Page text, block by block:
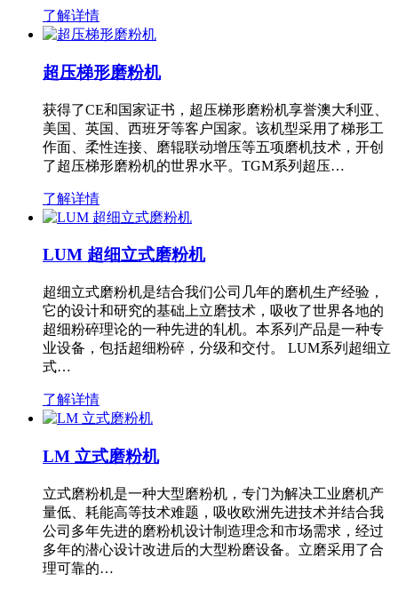
了解详情
超压梯形磨粉机
获得了CE和国家证书，超压梯形磨粉机享誉澳大利亚、
美国、英国、西班牙等客户国家。该机型采用了梯形工
作面、柔性连接、磨辊联动增压等五项磨机技术，开创
了超压梯形磨粉机的世界水平。TGM系列超压…
了解详情
LUM 超细立式磨粉机
超细立式磨粉机是结合我们公司几年的磨机生产经验，
它的设计和研究的基础上立磨技术，吸收了世界各地的
超细粉碎理论的一种先进的轧机。本系列产品是一种专
业设备，包括超细粉碎，分级和交付。 LUM系列超细立
式…
了解详情
LM 立式磨粉机
立式磨粉机是一种大型磨粉机，专门为解决工业磨机产
量低、耗能高等技术难题，吸收欧洲先进技术并结合我
公司多年先进的磨粉机设计制造理念和市场需求，经过
多年的潜心设计改进后的大型粉磨设备。立磨采用了合
理可靠的…